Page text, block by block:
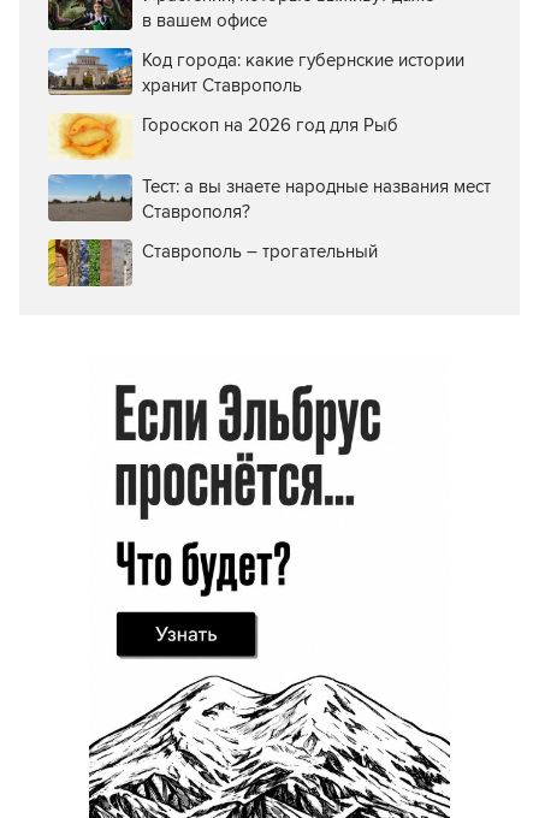
в вашем офисе
Код города: какие губернские истории
хранит Ставрополь
Гороскоп на 2026 год для Рыб
Тест: а вы знаете народные названия мест
Ставрополя?
Ставрополь – трогательный